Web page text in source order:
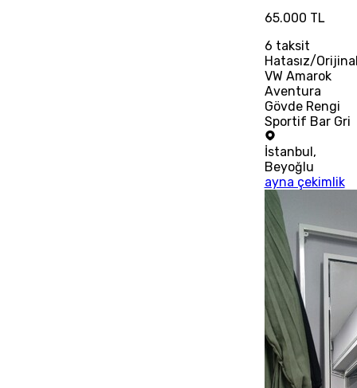
65.000 TL
6 taksit
Hatasız/
VW Amarok
Aventura
Gövde Rengi
Sportif Bar Gri
İstanbul,
Beyoğlu
ayna çekimlik